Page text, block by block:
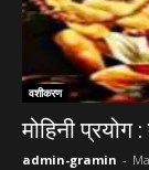
वशीकरण
मोहिनी प्रयोग
admin-gramin -